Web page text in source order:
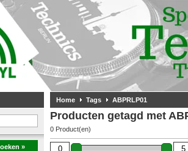
»
Home Tags ABPRLP01
Producten getagd met
0 Product(en)